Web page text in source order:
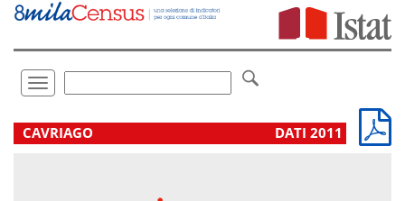
Vai
direttamente
Toggle
navigation
.
CAVRIAGO DATI 2011